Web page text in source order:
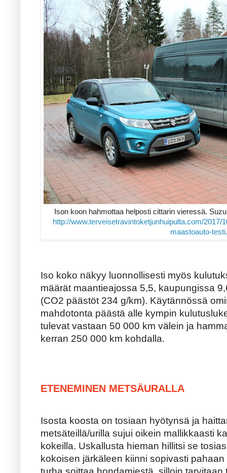
Ison koon hahmottaa helposti cittarin vieressä.
http://www.terveisetravintoketjunhuipulta.com/
maastoauto-
Iso koko näkyy luonnollisesti myös
määrät maantieajossa 5,5, kaupungissa
(CO2 päästöt 234 g/km). Käytännössä
mahdotonta päästä alle kympin
tulevat vastaan 50 000 km välein ja
kerran 250 000 km kohdalla.
ETENEMINEN METSÄURALLA
Isosta koosta on tosiaan hyötynsä ja
metsäteillä/urilla sujui oikein mallikkaasti
kokeilla. Uskallusta hieman hillitsi se
kokoisen järkäleen kiinni sopivasti